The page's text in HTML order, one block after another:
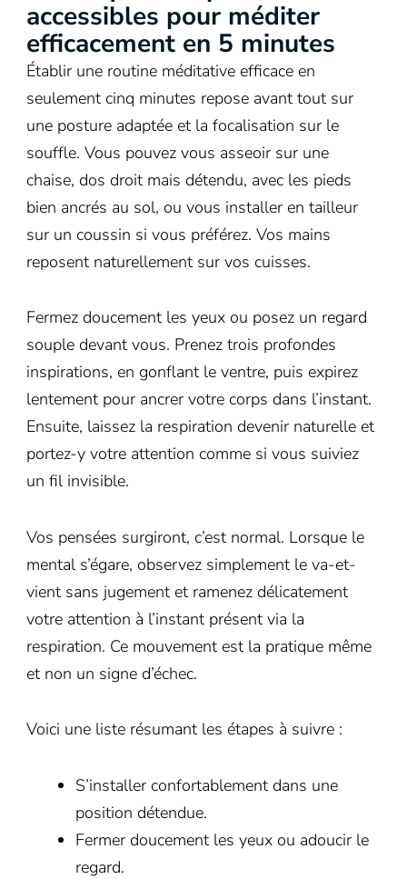
accessibles pour méditer
efficacement en 5 minutes
Établir une routine méditative efficace en
seulement cinq minutes repose avant tout sur
une posture adaptée et la focalisation sur le
souffle. Vous pouvez vous asseoir sur une
chaise, dos droit mais détendu, avec les pieds
bien ancrés au sol, ou vous installer en tailleur
sur un coussin si vous préférez. Vos mains
reposent naturellement sur vos cuisses.
Fermez doucement les yeux ou posez un regard
souple devant vous. Prenez trois profondes
inspirations, en gonflant le ventre, puis expirez
lentement pour ancrer votre corps dans l’instant.
Ensuite, laissez la respiration devenir naturelle et
portez-y votre attention comme si vous suiviez
un fil invisible.
Vos pensées surgiront, c’est normal. Lorsque le
mental s’égare, observez simplement le va-et-
vient sans jugement et ramenez délicatement
votre attention à l’instant présent via la
respiration. Ce mouvement est la pratique même
et non un signe d’échec.
Voici une liste résumant les étapes à suivre :
S’installer confortablement dans une
position détendue.
Fermer doucement les yeux ou adoucir le
regard.